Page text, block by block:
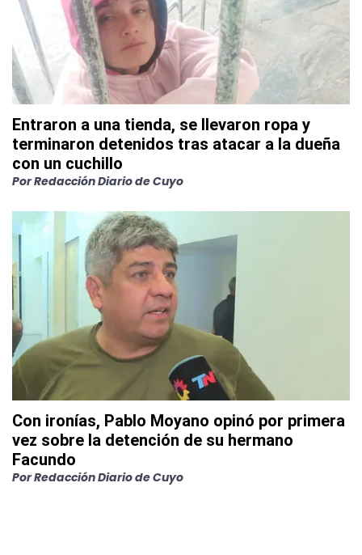
Entraron a una tienda, se llevaron ropa y
terminaron detenidos tras atacar a la dueña
con un cuchillo
PorRedacción Diario de Cuyo
Con ironías, Pablo Moyano opinó por primera
vez sobre la detención de su hermano
Facundo
PorRedacción Diario de Cuyo